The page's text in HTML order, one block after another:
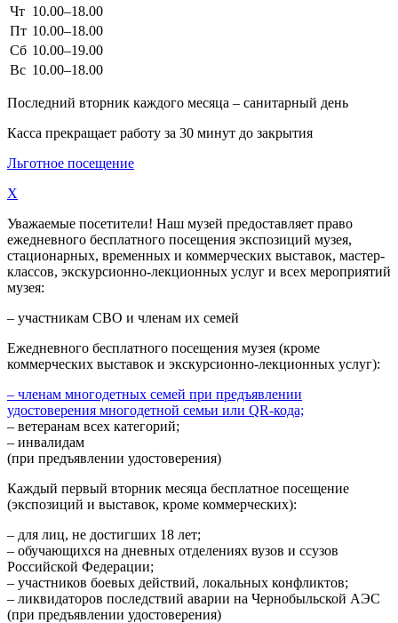
Чт 10.00–18.00
Пт 10.00–18.00
Сб 10.00–19.00
Вс 10.00–18.00
Последний вторник каждого месяца – санитарный день
Касса прекращает работу за 30 минут до закрытия
Льготное посещение
X
Уважаемые посетители! Наш музей предоставляет право
ежедневного бесплатного посещения экспозиций музея,
стационарных, временных и коммерческих выставок, мастер-
классов, экскурсионно-лекционных услуг и всех мероприятий
музея:
– участникам СВО и членам их семей
Ежедневного бесплатного посещения музея (кроме
коммерческих выставок и экскурсионно-лекционных услуг):
– членам многодетных семей при предъявлении
удостоверения многодетной семьи или QR-кода;
– ветеранам всех категорий;
– инвалидам
(при предъявлении удостоверения)
Каждый первый вторник месяца бесплатное посещение
(экспозиций и выставок, кроме коммерческих):
– для лиц, не достигших 18 лет;
– обучающихся на дневных отделениях вузов и ссузов
Российской Федерации;
– участников боевых действий, локальных конфликтов;
– ликвидаторов последствий аварии на Чернобыльской АЭС
(при предъявлении удостоверения)